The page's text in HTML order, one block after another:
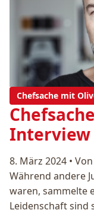
Chefsache mit
Interview
8. März 2024 •
Während andere
waren, sammelte
Leidenschaft sind